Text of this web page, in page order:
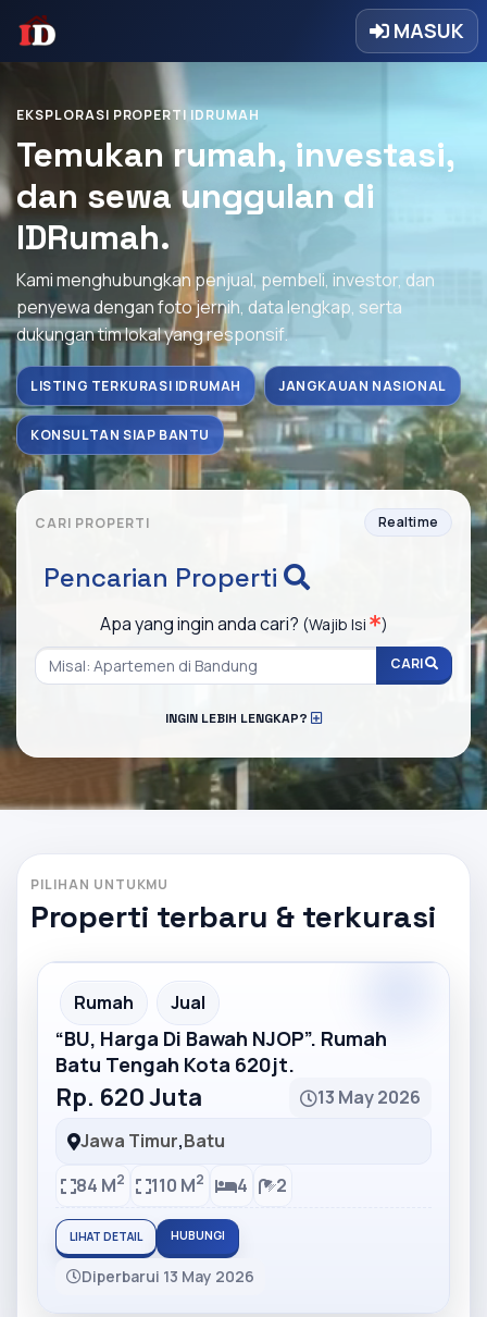
MASUK
EKSPLORASI PROPERTI IDRUMAH
Temukan rumah, investasi,
dan sewa unggulan di
IDRumah.
Kami menghubungkan penjual, pembeli, investor, dan
penyewa dengan foto jernih, data lengkap, serta
dukungan tim lokal yang responsif.
LISTING TERKURASI IDRUMAH JANGKAUAN NASIONAL
KONSULTAN SIAP BANTU
CARI PROPERTI Realtime
Pencarian Properti
Apa yang ingin anda cari? (Wajib Isi )
CARI
INGIN LEBIH LENGKAP?
PILIHAN UNTUKMU
Properti terbaru & terkurasi
Partner Ad
Rumah Jual
“BU, Harga Di Bawah NJOP”. Rumah
Batu Tengah Kota 620jt.
Rp. 620 Juta
13 May 2026
Jawa Timur,Batu
84 M2 110 M2 4 2
LIHAT DETAIL HUBUNGI
Diperbarui 13 May 2026